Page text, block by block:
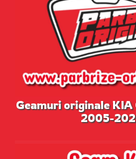
Geamuri originale KIA
2005-